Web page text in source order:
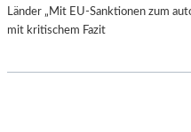
Länder „Mit EU-Sanktionen zum
mit kritischem Fazit